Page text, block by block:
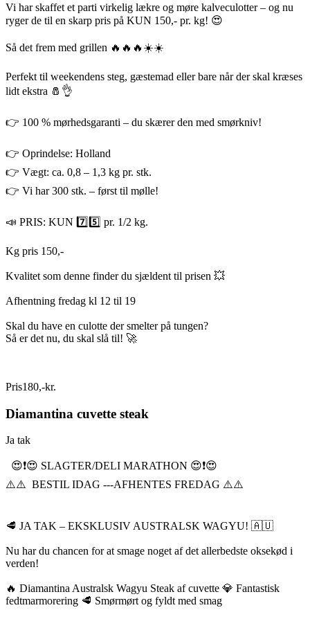
Vi har skaffet et parti virkelig lækre og møre kalveculotter – og nu
ryger de til en skarp pris på KUN 150,- pr. kg! 😍
Så det frem med grillen 🔥🔥🔥☀️☀️
Perfekt til weekendens steg, gæstemad eller bare når der skal kræses
lidt ekstra 🧂👌
👉 100 % mørhedsgaranti – du skærer den med smørkniv!
👉 Oprindelse: Holland
👉 Vægt: ca. 0,8 – 1,3 kg pr. stk.
👉 Vi har 300 stk. – først til mølle!
📣 PRIS: KUN 7️⃣5️⃣ pr. 1/2 kg.
Kg pris 150,-
Kvalitet som denne finder du sjældent til prisen 💥
Afhentning fredag kl 12 til 19
Skal du have en culotte der smelter på tungen?
Så er det nu, du skal slå til! 🚀
Pris180,-kr.
Diamantina cuvette steak
Ja tak
😍❗️😍 SLAGTER/DELI MARATHON 😍❗️😍
⚠️⚠️ BESTIL IDAG ---AFHENTES FREDAG ⚠️⚠️
🥩 JA TAK – EKSKLUSIV AUSTRALSK WAGYU! 🇦🇺
Nu har du chancen for at smage noget af det allerbedste oksekød i
verden!
🔥 Diamantina Australsk Wagyu Steak af cuvette 💎 Fantastisk
fedtmarmorering 🥩 Smørmørt og fyldt med smag